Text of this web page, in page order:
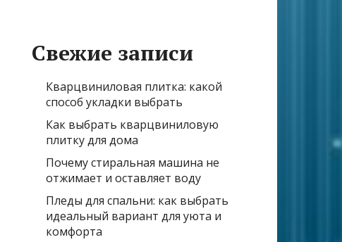
Свежие записи
Кварцвиниловая плитка: какой
способ укладки выбрать
Как выбрать кварцвиниловую
плитку для дома
Почему стиральная машина не
отжимает и оставляет воду
Пледы для спальни: как выбрать
идеальный вариант для уюта и
комфорта